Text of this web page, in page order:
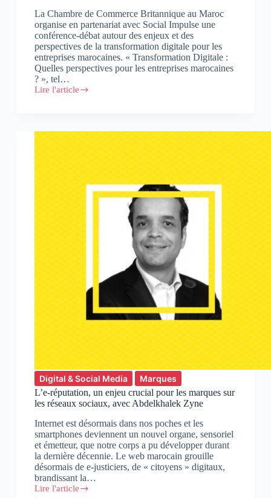
La Chambre de Commerce Britannique au Maroc
organise en partenariat avec Social Impulse une
conférence-débat autour des enjeux et des
perspectives de la transformation digitale pour les
entreprises marocaines. « Transformation Digitale :
Quelles perspectives pour les entreprises marocaines
? », tel…
Lire l'article
Transformation
perspectives
pour
les
entreprises
marocaines
?
Digital & Social Media
Marques
L’e-réputation, un enjeu crucial pour les marques sur
les réseaux sociaux, avec Abdelkhalek Zyne
Internet est désormais dans nos poches et les
smartphones deviennent un nouvel organe, sensoriel
et émetteur, que notre corps a pu développer durant
la dernière décennie. Le web marocain grouille
désormais de e-justiciers, de « citoyens » digitaux,
brandissant la…
Lire l'article
L’e-